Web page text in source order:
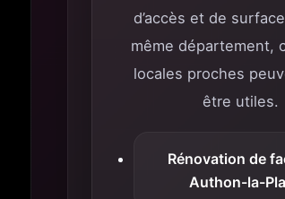
d’accès et de
même département,
locales proches
être utiles.
Rénovation de
Authon-la-